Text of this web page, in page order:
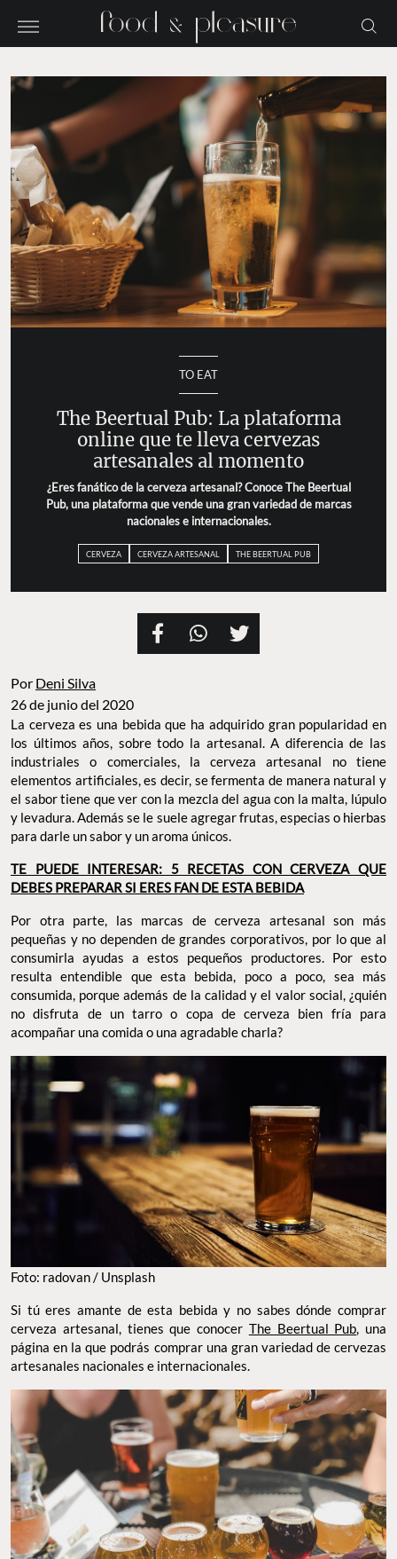
TO EAT
The Beertual Pub: La plataforma
online que te lleva cervezas
artesanales al momento
¿Eres fanático de la cerveza artesanal? Conoce The Beertual
Pub, una plataforma que vende una gran variedad de marcas
nacionales e internacionales.
CERVEZA CERVEZA ARTESANAL THE BEERTUAL PUB
Por Deni Silva
26 de junio del 2020
La cerveza es una bebida que ha adquirido gran popularidad en
los últimos años, sobre todo la artesanal. A diferencia de las
industriales o comerciales, la cerveza artesanal no tiene
elementos artificiales, es decir, se fermenta de manera natural y
el sabor tiene que ver con la mezcla del agua con la malta, lúpulo
y levadura. Además se le suele agregar frutas, especias o hierbas
para darle un sabor y un aroma únicos.
TE PUEDE INTERESAR: 5 RECETAS CON CERVEZA QUE
DEBES PREPARAR SI ERES FAN DE ESTA BEBIDA
Por otra parte, las marcas de cerveza artesanal son más
pequeñas y no dependen de grandes corporativos, por lo que al
consumirla ayudas a estos pequeños productores. Por esto
resulta entendible que esta bebida, poco a poco, sea más
consumida, porque además de la calidad y el valor social, ¿quién
no disfruta de un tarro o copa de cerveza bien fría para
acompañar una comida o una agradable charla?
Foto: radovan / Unsplash
Si tú eres amante de esta bebida y no sabes dónde comprar
cerveza artesanal, tienes que conocer The Beertual Pub, una
página en la que podrás comprar una gran variedad de cervezas
artesanales nacionales e internacionales.